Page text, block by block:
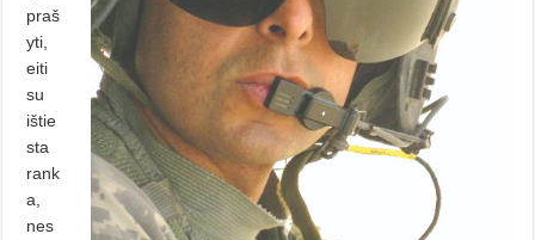
praš
yti,
eiti
su
ištie
sta
rank
a,
nes